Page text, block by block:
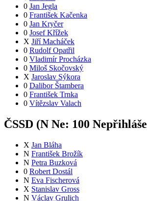
0 Jan Jegla
0 František Kačenka
0 Jan Kryčer
0 Josef Křížek
X Jiří Macháček
0 Rudolf Opatřil
0 Vladimír Procházka
0 Miloš Skočovský
X Jaroslav Sýkora
0 Dalibor Štambera
0 František Trnka
0 Vítězslav Valach
ČSSD (N Ne: 100
X Jan Bláha
N František Brožík
N Petra Buzková
0 Robert Dostál
N Eva Fischerová
X Stanislav Gross
N Václav Grulich